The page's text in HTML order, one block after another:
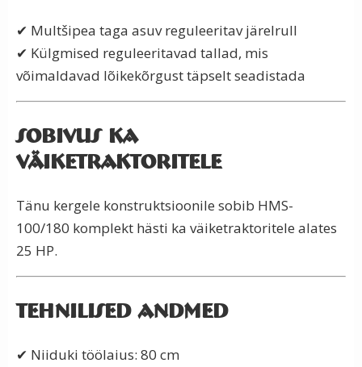
✔ Multšipea taga asuv reguleeritav järelrull
✔ Külgmised reguleeritavad tallad, mis
võimaldavad lõikekõrgust täpselt seadistada
Sobivus ka
väiketraktoritele
Tänu kergele konstruktsioonile sobib HMS-
100/180 komplekt hästi ka väiketraktoritele alates
25 HP.
Tehnilised andmed
✔ Niiduki töölaius: 80 cm